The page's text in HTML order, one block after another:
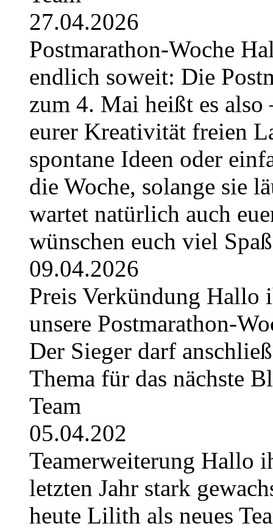
27.04.2026
Postmarathon-Woche
endlich soweit: Die
zum 4. Mai heißt es also
eurer Kreativität freien
spontane Ideen oder
die Woche, solange sie
wartet natürlich auch
wünschen euch viel
09.04.2026
Preis Verkündung Hallo
unsere Postmarathon-
Der Sieger darf
Thema für das nächste
Team
05.04.202
Teamerweiterung Hallo
letzten Jahr stark
heute Lilith als neues